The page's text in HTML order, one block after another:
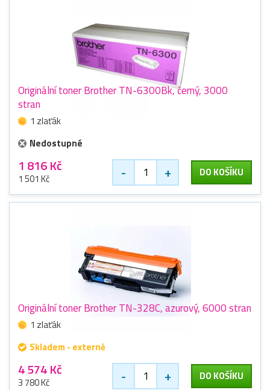
Originální toner Brother TN-6300Bk, černý, 3000
stran
1 zlaťák
Nedostupné
1 816 Kč
1 501 Kč - + DO KOŠÍKU
Originální toner Brother TN-328C, azurový, 6000 stran
1 zlaťák
Skladem - externě
4 574 Kč
3 780 Kč - + DO KOŠÍKU